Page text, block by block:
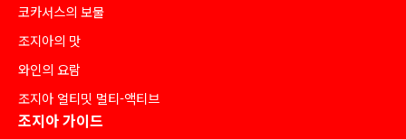
코카서스의 보물
조지아의 맛
와인의 요람
조지아 얼티밋 멀티-액티브
조지아 가이드